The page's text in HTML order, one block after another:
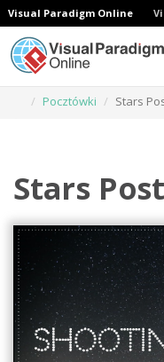
Visual Paradigm Online
Pocztówki
Stars
Stars